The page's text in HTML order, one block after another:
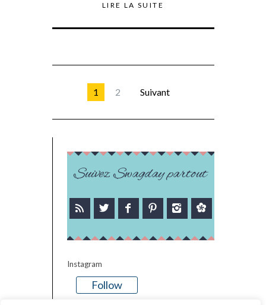
LIRE LA SUITE
1 2 Suivant
Suivez Swagday partout
Instagram
Follow